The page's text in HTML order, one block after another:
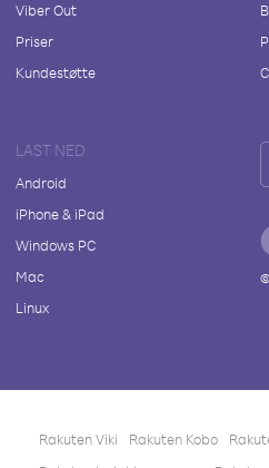
Viber Out
Priser
Kundestøtte
LAST NED
Android
iPhone & iPad
Windows PC
Mac
Linux
©
Rakuten Viki Rakuten Kobo